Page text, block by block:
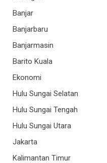
Banjar
Banjarbaru
Banjarmasin
Barito Kuala
Ekonomi
Hulu Sungai Selatan
Hulu Sungai Tengah
Hulu Sungai Utara
Jakarta
Kalimantan Timur